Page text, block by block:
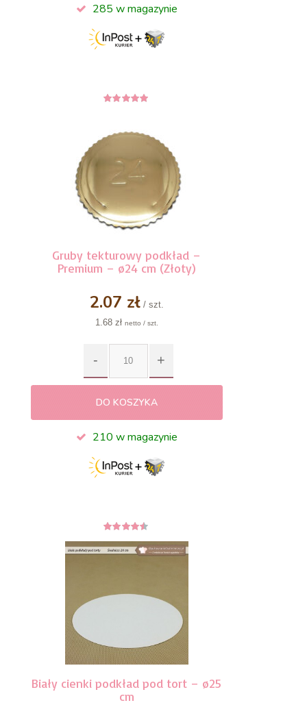
285 w magazynie
Gruby tekturowy podkład –
Premium – ø24 cm (Złoty)
2.07 zł/ szt.
1.68 zł netto / szt.
DO KOSZYKA
210 w magazynie
4.33z 5
Biały cienki podkład pod tort – ø25
cm